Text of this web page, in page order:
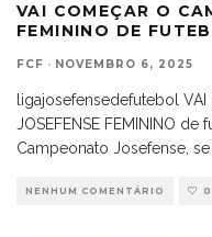
VAI COMEÇAR O
FEMININO DE
FCF · NOVEMBRO 6, 2025
ligajosefensedefutebol VAI
JOSEFENSE FEMININO de
Campeonato Josefense,
NENHUM COMENTÁRIO 0